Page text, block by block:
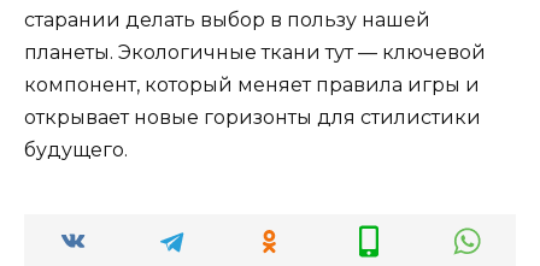
старании делать выбор в пользу нашей
планеты. Экологичные ткани тут — ключевой
компонент, который меняет правила игры и
открывает новые горизонты для стилистики
будущего.